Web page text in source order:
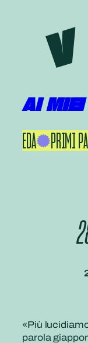
contenuto
AI MIEI
IKEDA PRIMI
«Più
parola